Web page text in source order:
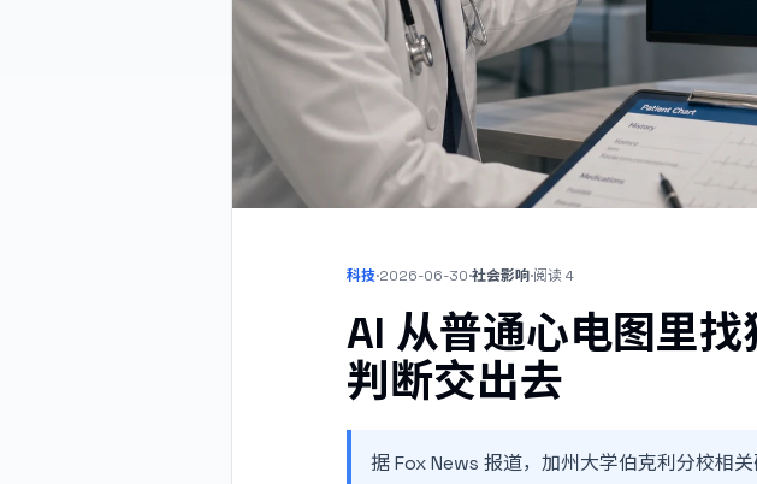
科技·2026-06-30·社会影响·阅读4
AI 从普通心电图里
判断交出去
据 Fox News 报道，加州大学伯克利分校相